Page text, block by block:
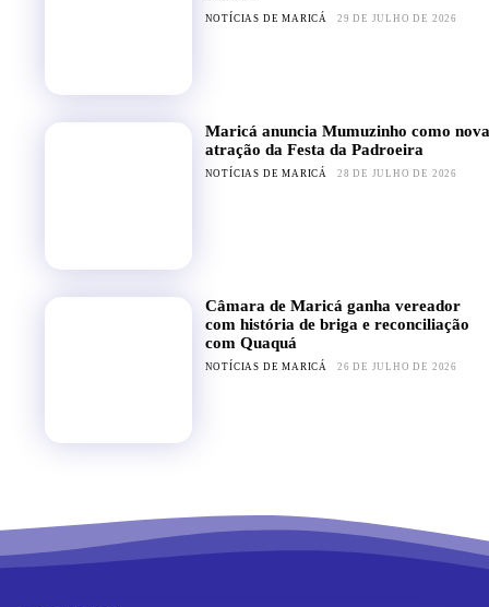
NOTÍCIAS DE MARICÁ 29 DE JULHO DE 2026
Maricá anuncia Mumuzinho como nova
atração da Festa da Padroeira
NOTÍCIAS DE MARICÁ 28 DE JULHO DE 2026
Câmara de Maricá ganha vereador
com história de briga e reconciliação
com Quaquá
NOTÍCIAS DE MARICÁ 26 DE JULHO DE 2026